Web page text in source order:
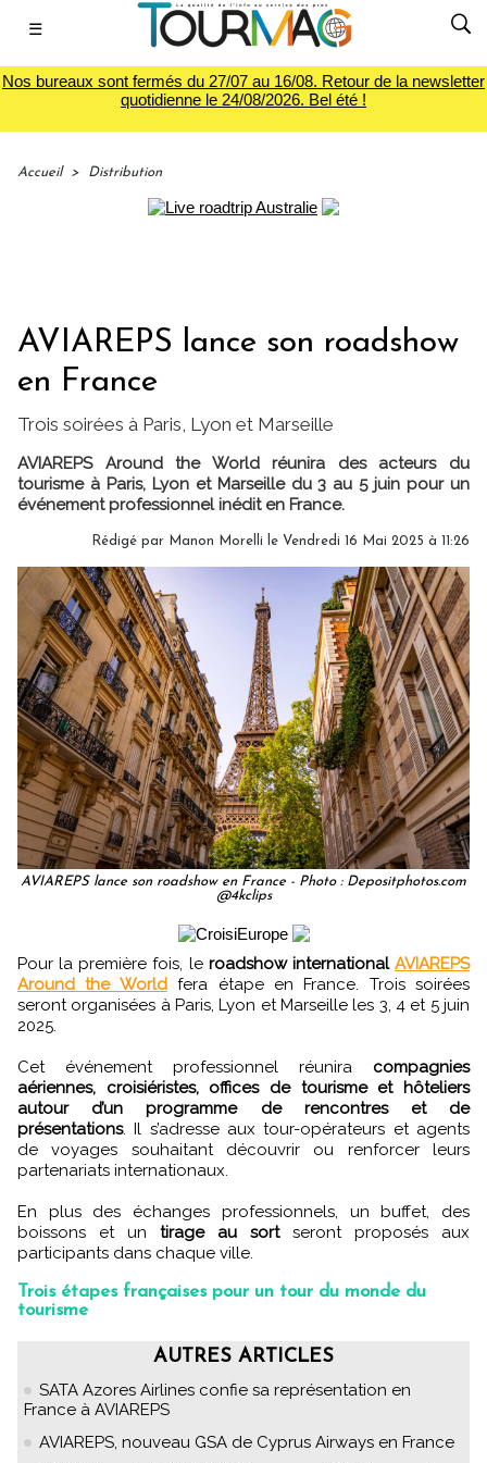
☰
Nos bureaux sont fermés du 27/07 au 16/08. Retour de la newsletter
quotidienne le 24/08/2026. Bel été !
Accueil > Distribution
AVIAREPS lance son roadshow
en France
Trois soirées à Paris, Lyon et Marseille
AVIAREPS Around the World réunira des acteurs du
tourisme à Paris, Lyon et Marseille du 3 au 5 juin pour un
événement professionnel inédit en France.
Rédigé par Manon Morelli le Vendredi 16 Mai 2025 à 11:26
AVIAREPS lance son roadshow en France - Photo : Depositphotos.com
@4kclips
Pour la première fois, le roadshow international AVIAREPS
Around the Worldfera étape en France. Trois soirées
seront organisées à Paris, Lyon et Marseille les 3, 4 et 5 juin
2025.
Cet événement professionnel réunira compagnies
aériennes, croisiéristes, offices de tourisme et hôteliers
autour d’un programme de rencontres et de
présentations. Il s’adresse aux tour-opérateurs et agents
de voyages souhaitant découvrir ou renforcer leurs
partenariats internationaux.
En plus des échanges professionnels, un buffet, des
boissons et un tirage au sortseront proposés aux
participants dans chaque ville.
Trois étapes françaises pour un tour du monde du
tourisme
AUTRES ARTICLES
SATA Azores Airlines confie sa représentation en
France à AVIAREPS
AVIAREPS, nouveau GSA de Cyprus Airways en France